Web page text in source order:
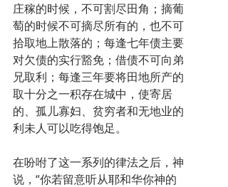
庄稼的时候，不可割尽田角；摘葡
萄的时候不可摘尽所有的，也不可
拾取地上散落的；每逢七年债主要
对欠债的实行豁免；借债不可向弟
兄取利；每逢三年要将田地所产的
取十分之一积存在城中，使寄居
的、孤儿寡妇、贫穷者和无地业的
利未人可以吃得饱足。
在吩咐了这一系列的律法之后，神
说，“你若留意听从耶和华你神的